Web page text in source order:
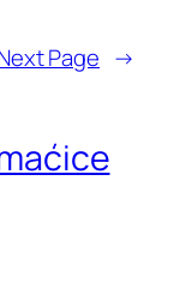
Page →